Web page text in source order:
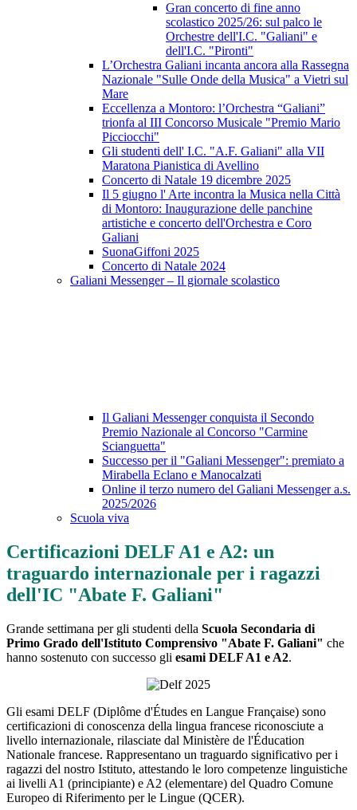
Gran concerto di fine anno
scolastico 2025/26: sul palco le
Orchestre dell'I.C. "Galiani" e
dell'I.C. "Pironti"
L’Orchestra Galiani incanta ancora alla Rassegna
Nazionale "Sulle Onde della Musica" a Vietri sul
Mare
Eccellenza a Montoro: l’Orchestra “Galiani”
trionfa al III Concorso Musicale "Premio Mario
Picciocchi"
Gli studenti dell' I.C. "A.F. Galiani" alla VII
Maratona Pianistica di Avellino
Concerto di Natale 19 dicembre 2025
Il 5 giugno l' Arte incontra la Musica nella Città
di Montoro: Inaugurazione delle panchine
artistiche e concerto dell'Orchestra e Coro
Galiani
SuonaGiffoni 2025
Concerto di Natale 2024
Galiani Messenger – Il giornale scolastico
Il Galiani Messenger conquista il Secondo
Premio Nazionale al Concorso "Carmine
Scianguetta"
Successo per il "Galiani Messenger": premiato a
Mirabella Eclano e Manocalzati
Online il terzo numero del Galiani Messenger a.s.
2025/2026
Scuola viva
Certificazioni DELF A1 e A2: un
traguardo internazionale per i ragazzi
dell'IC "Abate F. Galiani"
Grande settimana per gli studenti della Scuola Secondaria di
Primo Grado dell'Istituto Comprensivo "Abate F. Galiani" che
hanno sostenuto con successo gli esami DELF A1 e A2.
Gli esami DELF (Diplôme d'Études en Langue Française) sono
certificazioni di conoscenza della lingua francese riconosciute a
livello internazionale, rilasciate dal Ministère de l'Éducation
Nationale francese. Rappresentano un traguardo significativo per i
ragazzi del nostro Istituto, attestando le loro competenze linguistiche
ai livelli A1 (principiante) e A2 (elementare) del Quadro Comune
Europeo di Riferimento per le Lingue (QCER).